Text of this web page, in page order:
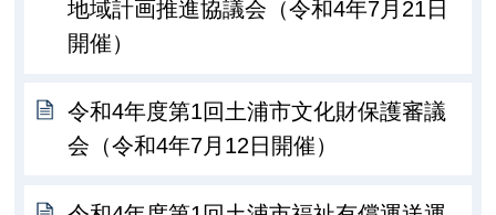
地域計画推進協議会（令和4年7月21日
開催）
令和4年度第1回土浦市文化財保護審議
会（令和4年7月12日開催）